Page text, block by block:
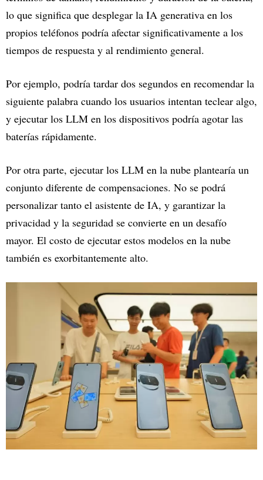
lo que significa que desplegar la IA generativa en los
propios teléfonos podría afectar significativamente a los
tiempos de respuesta y al rendimiento general.
Por ejemplo, podría tardar dos segundos en recomendar la
siguiente palabra cuando los usuarios intentan teclear algo,
y ejecutar los LLM en los dispositivos podría agotar las
baterías rápidamente.
Por otra parte, ejecutar los LLM en la nube plantearía un
conjunto diferente de compensaciones. No se podrá
personalizar tanto el asistente de IA, y garantizar la
privacidad y la seguridad se convierte en un desafío
mayor. El costo de ejecutar estos modelos en la nube
también es exorbitantemente alto.